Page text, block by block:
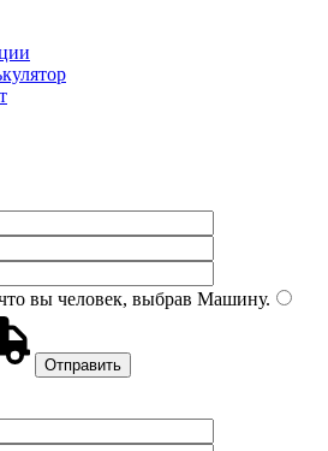
вы человек, выбрав Машину.